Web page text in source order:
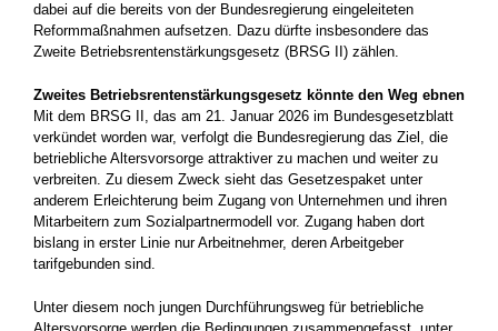
dabei auf die bereits von der Bundesregierung eingeleiteten
Reformmaßnahmen aufsetzen. Dazu dürfte insbesondere das
Zweite Betriebsrentenstärkungsgesetz (BRSG II) zählen.
Zweites Betriebsrentenstärkungsgesetz könnte den Weg ebnen
Mit dem BRSG II, das am 21. Januar 2026 im Bundesgesetzblatt
verkündet worden war, verfolgt die Bundesregierung das Ziel, die
betriebliche Altersvorsorge attraktiver zu machen und weiter zu
verbreiten. Zu diesem Zweck sieht das Gesetzespaket unter
anderem Erleichterung beim Zugang von Unternehmen und ihren
Mitarbeitern zum Sozialpartnermodell vor. Zugang haben dort
bislang in erster Linie nur Arbeitnehmer, deren Arbeitgeber
tarifgebunden sind.
Unter diesem noch jungen Durchführungsweg für betriebliche
Altersvorsorge werden die Bedingungen zusammengefasst, unter